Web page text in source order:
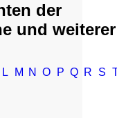
der
und weiterer
L M N O P Q R S